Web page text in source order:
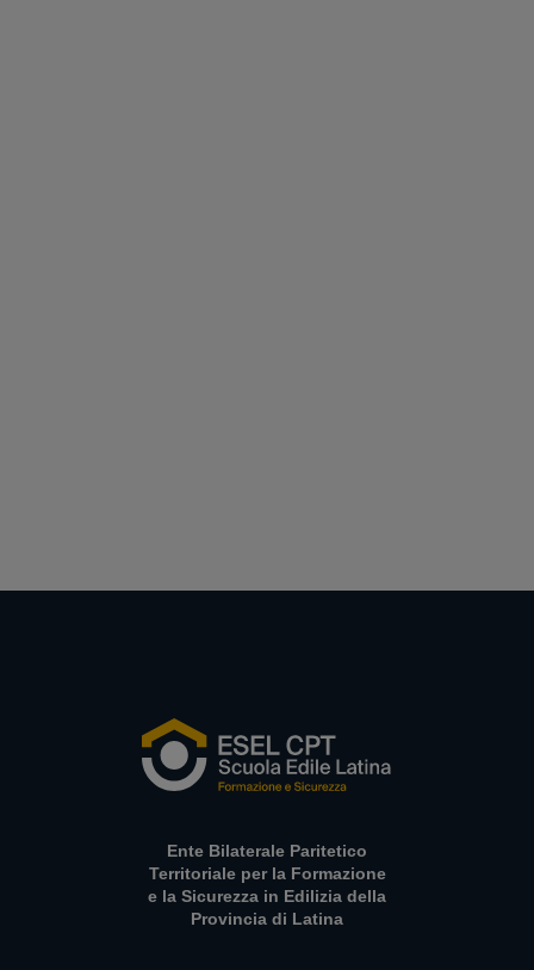
Ente Bilaterale Paritetico
Territoriale per la Formazione
e la Sicurezza in Edilizia della
Provincia di Latina